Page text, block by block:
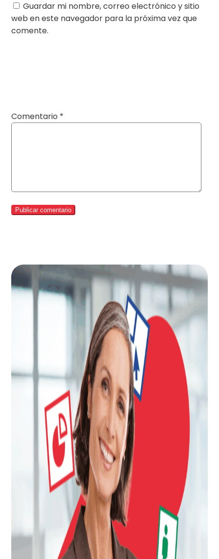
Guardar mi nombre, correo electrónico y sitio
web en este navegador para la próxima vez que
comente.
Comentario *